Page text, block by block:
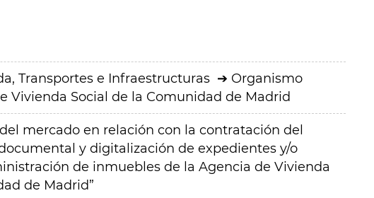
Transportes e Infraestructuras
Organismo
Vivienda Social de la Comunidad de Madrid
mercado en relación con la contratación del
y digitalización de expedientes y/o
de inmuebles de la Agencia de Vivienda
de Madrid”